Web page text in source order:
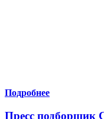
Подробнее
Пресс подборщик